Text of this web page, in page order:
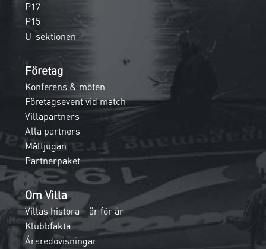
P17
P15
U-sektionen
Företag
Konferens & möten
Företagsevent vid match
Villapartners
Alla partners
Måltjugan
Partnerpaket
Om Villa
Villas histora – år för år
Klubbfakta
Årsredovisningar